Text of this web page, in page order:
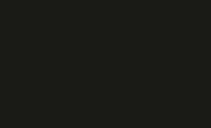
uma série de compromissos
do clube social, mas boa parte
para quitar essas
ficaram em aberto durante a